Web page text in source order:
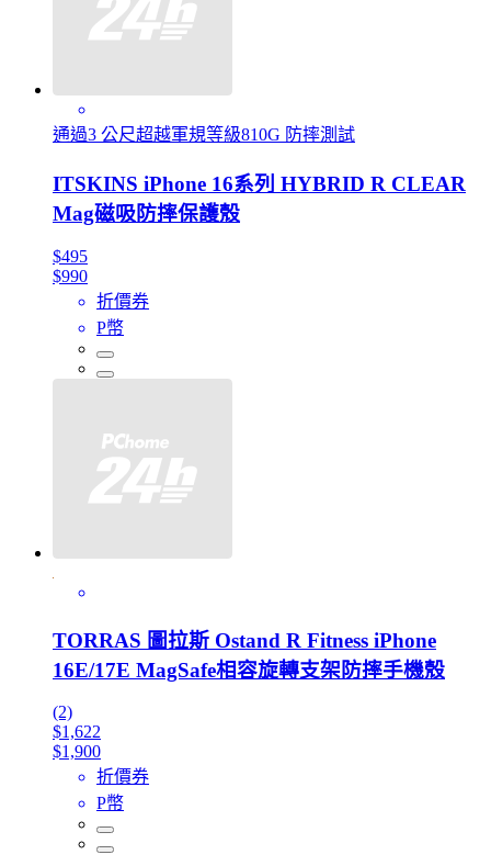
通過3 公尺超越軍規等級810G 防摔測試
ITSKINS iPhone 16系列 HYBRID R CLEAR
Mag磁吸防摔保護殼
$495
$990
折價券
P幣
TORRAS 圖拉斯 Ostand R Fitness iPhone
16E/17E MagSafe相容旋轉支架防摔手機殼
(2)
$1,622
$1,900
折價券
P幣